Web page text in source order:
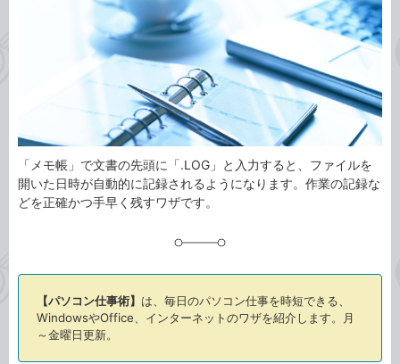
「メモ帳」で文書の先頭に「.LOG」と入力すると、ファイルを
開いた日時が自動的に記録されるようになります。作業の記録な
どを正確かつ手早く残すワザです。
【パソコン仕事術】 は、毎日のパソコン仕事を時短できる、
WindowsやOffice、インターネットのワザを紹介します。月
～金曜日更新。